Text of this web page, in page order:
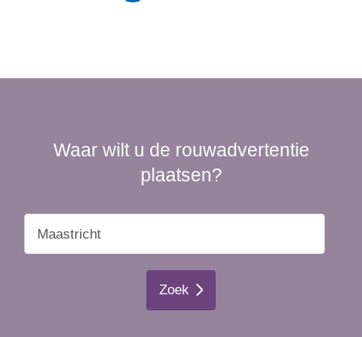
Waar wilt u de rouwadvertentie
plaatsen?
Zoek